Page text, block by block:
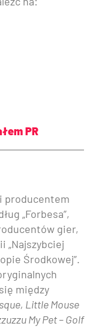
PR
i producentem
„Forbesa”,
gier,
„Najszybciej
Środkowej”.
między
Little Mouse
My Pet – Golf